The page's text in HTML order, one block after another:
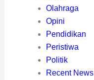
Olahraga
Opini
Pendidikan
Peristiwa
Politik
Recent News